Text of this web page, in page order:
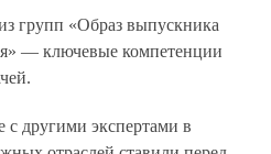
групп «Образ выпускника
— ключевые компетенции
с другими экспертами в